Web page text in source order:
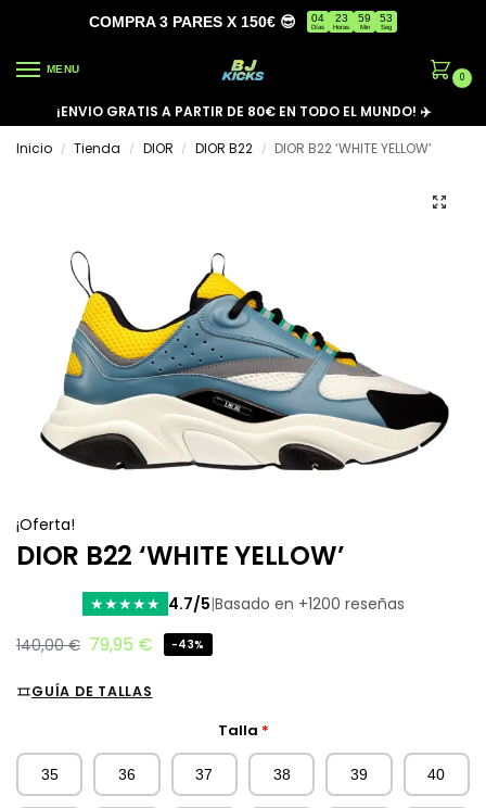
COMPRA 3 PARES X 150€ 😎 04
Días
23
Horas
59
Min
53
Seg
MENU
0
¡ENVIO GRATIS A PARTIR DE 80€ EN TODO EL MUNDO! ✈️
Inicio
/ Tienda / DIOR / DIOR B22 / DIOR B22 ‘WHITE YELLOW’
¡Oferta!
DIOR B22 ‘WHITE YELLOW’
★★★★★ 4.7/5|Basado en +1200 reseñas
140,00€ 79,95 € -43%
GUÍA DE TALLAS
Talla *
35 36 37 38 39 40